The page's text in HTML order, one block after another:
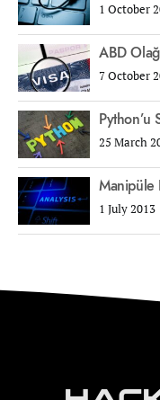
1 October
ABD
7 October
Python’u
25 March
Manipüle
1 July 2013